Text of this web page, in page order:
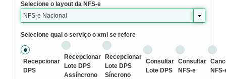
Selecione o layout da NFS-e
NFS-e Nacional
Selecione qual o serviço o xml se refere
Recepcionar
DPS
Recepcionar
Lote DPS
Assíncrono
Recepcionar
Lote DPS
Síncrono
Consultar
Lote DPS
Consultar
NFS-e
NFS-